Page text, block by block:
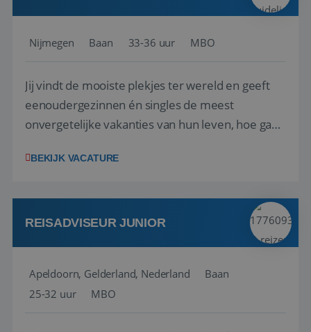
Nijmegen Baan 33-36 uur MBO
Jij vindt de mooiste plekjes ter wereld en geeft
eenoudergezinnen én singles de meest
onvergetelijke vakanties van hun leven, hoe gaaf
net zo goed thuis is in een onderhandeling als op
in Europa? Dan is dit jouw kans. A...
BEKIJK VACATURE
REISADVISEUR JUNIOR
Apeldoorn, Gelderland, Nederland
Baan
25-32 uur
MBO